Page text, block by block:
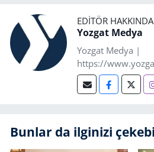
EDITÖR HAKKINDA
Yozgat Medya
Yozgat Medya |
https://
Bunlar da ilginizi